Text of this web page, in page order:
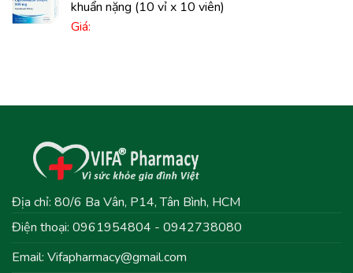
khuẩn nặng (10 vỉ x 10 viên)
Giá:
Địa chỉ: 80/6 Ba Vân, P14, Tân Bình, HCM
Điện thoại: 0961954804 - 0942738080
Email: Vifapharmacy@gmail.com